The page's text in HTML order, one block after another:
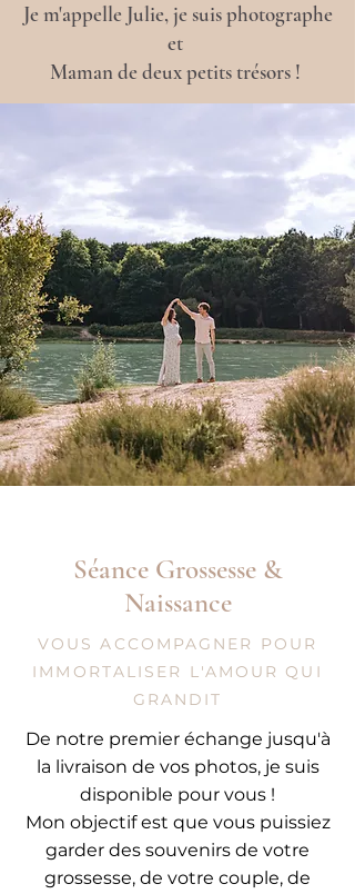
Je m'appelle Julie, je suis photographe
et
Maman de deux petits trésors !
Séance Grossesse &
Naissance
VOUS ACCOMPAGNER POUR
IMMORTALISER L'AMOUR QUI
GRANDIT
De notre premier échange jusqu'à
la livraison de vos photos, je suis
disponible pour vous !
Mon objectif est que vous puissiez
garder des souvenirs de votre
grossesse, de votre couple, de